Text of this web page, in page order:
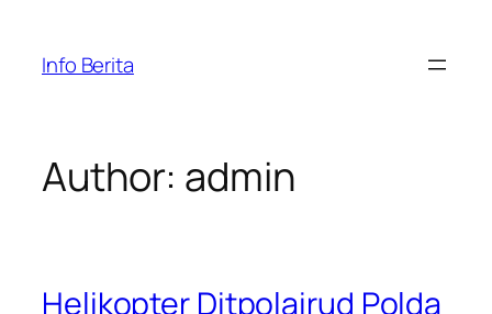
content
Info Berita
Author: admin
Helikopter Ditpolairud Polda